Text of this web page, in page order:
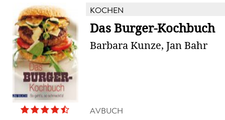
KOCHEN
Das Burger-Kochbuch
Barbara Kunze, Jan Bahr
AVBUCH